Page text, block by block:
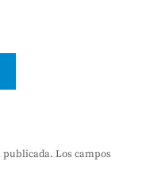
publicada. Los campos